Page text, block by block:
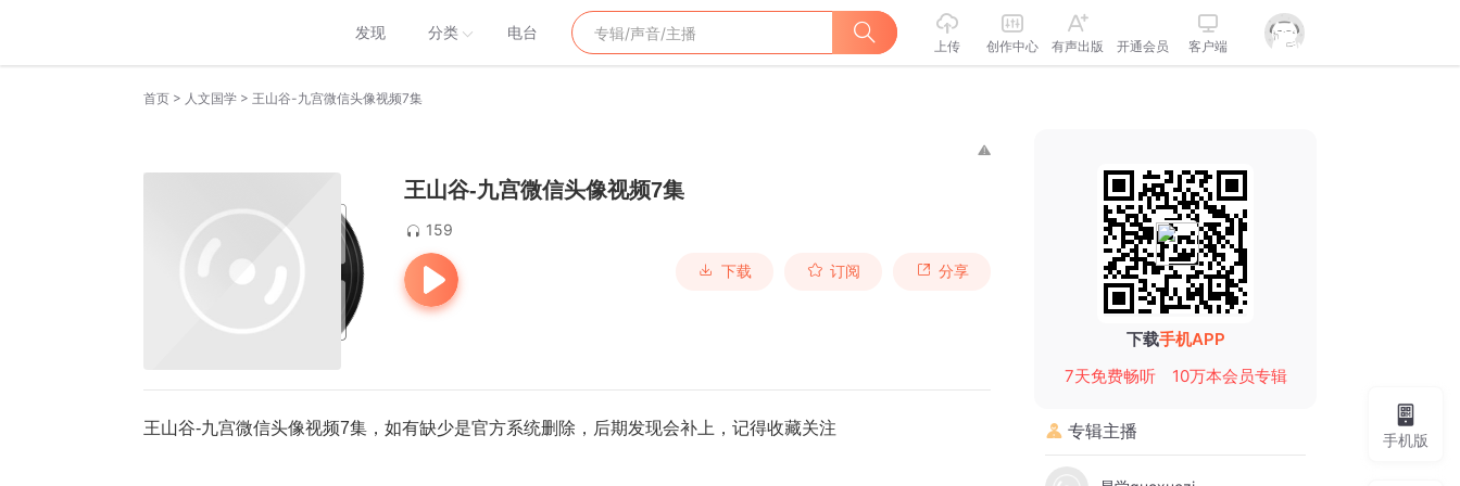
发现 分类 电台
上传 创作中心 有声出版 开通会员 客户端
首页 > 人文国学 > 王山谷-九宫微信头像视频7集
王山谷-九宫微信头像视频7集
159
下载 订阅 分享
王山谷-九宫微信头像视频7集，如有缺少是官方系统删除，后期发现会补上，记得收藏关注
下载手机APP
7天免费畅听
10万本会员专辑
专辑主播 手机版